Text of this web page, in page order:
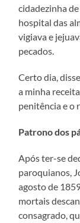
cidadezinha
hospital das
vigiava e
pecados.
Certo dia,
a minha
penitência e o
Patrono dos
Após ter-se
paroquianos,
agosto de
mortais
consagrado,